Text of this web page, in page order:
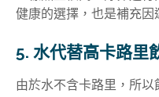
健康的選擇，也是補充因
5. 水代替高卡路里
由於水不含卡路里，所